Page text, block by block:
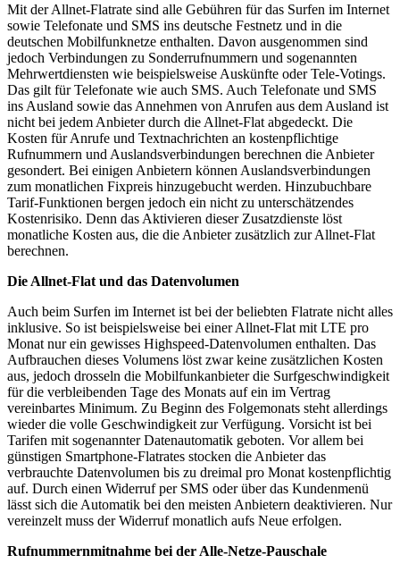
Mit der Allnet-Flatrate sind alle Gebühren für das Surfen im Internet
sowie Telefonate und SMS ins deutsche Festnetz und in die
deutschen Mobilfunknetze enthalten. Davon ausgenommen sind
jedoch Verbindungen zu Sonderrufnummern und sogenannten
Mehrwertdiensten wie beispielsweise Auskünfte oder Tele-Votings.
Das gilt für Telefonate wie auch SMS. Auch Telefonate und SMS
ins Ausland sowie das Annehmen von Anrufen aus dem Ausland ist
nicht bei jedem Anbieter durch die Allnet-Flat abgedeckt. Die
Kosten für Anrufe und Textnachrichten an kostenpflichtige
Rufnummern und Auslandsverbindungen berechnen die Anbieter
gesondert. Bei einigen Anbietern können Auslandsverbindungen
zum monatlichen Fixpreis hinzugebucht werden. Hinzubuchbare
Tarif-Funktionen bergen jedoch ein nicht zu unterschätzendes
Kostenrisiko. Denn das Aktivieren dieser Zusatzdienste löst
monatliche Kosten aus, die die Anbieter zusätzlich zur Allnet-Flat
berechnen.
Die Allnet-Flat und das Datenvolumen
Auch beim Surfen im Internet ist bei der beliebten Flatrate nicht alles
inklusive. So ist beispielsweise bei einer Allnet-Flat mit LTE pro
Monat nur ein gewisses Highspeed-Datenvolumen enthalten. Das
Aufbrauchen dieses Volumens löst zwar keine zusätzlichen Kosten
aus, jedoch drosseln die Mobilfunkanbieter die Surfgeschwindigkeit
für die verbleibenden Tage des Monats auf ein im Vertrag
vereinbartes Minimum. Zu Beginn des Folgemonats steht allerdings
wieder die volle Geschwindigkeit zur Verfügung. Vorsicht ist bei
Tarifen mit sogenannter Datenautomatik geboten. Vor allem bei
günstigen Smartphone-Flatrates stocken die Anbieter das
verbrauchte Datenvolumen bis zu dreimal pro Monat kostenpflichtig
auf. Durch einen Widerruf per SMS oder über das Kundenmenü
lässt sich die Automatik bei den meisten Anbietern deaktivieren. Nur
vereinzelt muss der Widerruf monatlich aufs Neue erfolgen.
Rufnummernmitnahme bei der Alle-Netze-Pauschale